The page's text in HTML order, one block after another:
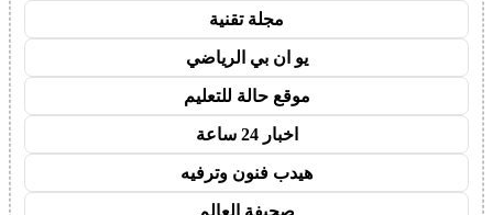
مجلة تقنية
يو ان بي الرياضي
موقع حالة للتعليم
اخبار 24 ساعة
هيدب فنون وترفيه